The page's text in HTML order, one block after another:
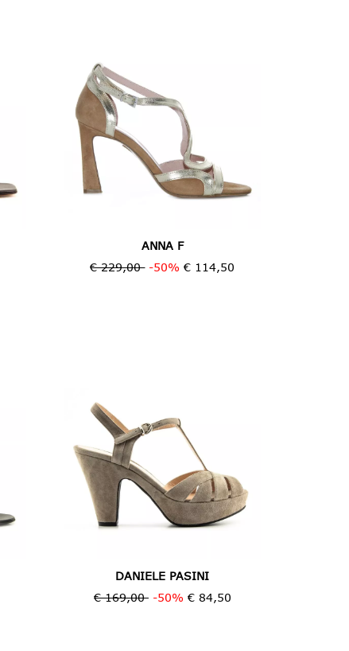
ANNA F
€ 229,00-50%€ 114,50
DANIELE PASINI
€ 169,00-50% € 84,50